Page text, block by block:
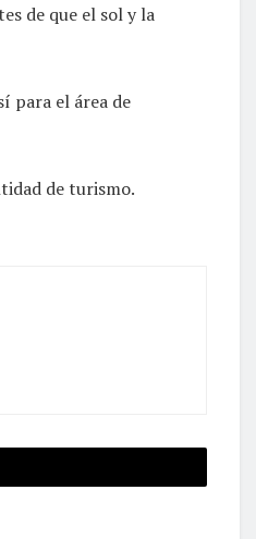
de que el sol y la
para el área de
de turismo.